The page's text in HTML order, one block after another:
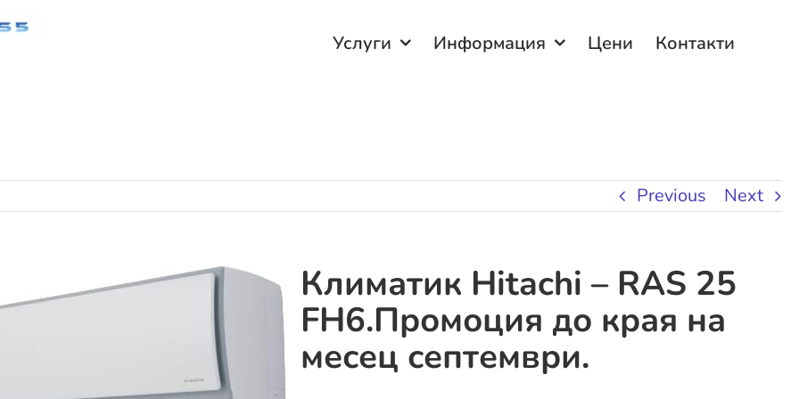
Услуги Информация Цени Контакти
Previous Next
Климатик Hitachi – RAS 25
FH6.Промоция до края на
месец септември.